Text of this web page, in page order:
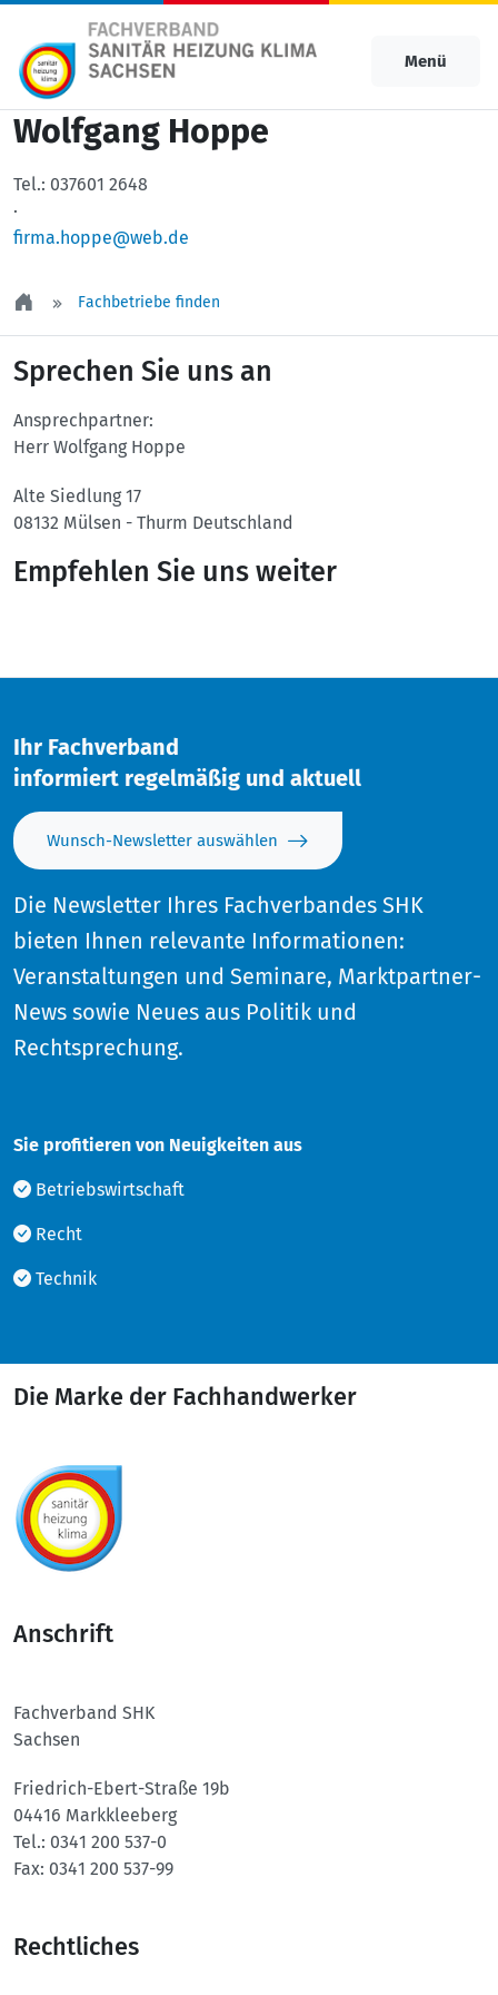
Menü
Wolfgang Hoppe
Tel.: 037601 2648
·
firma.hoppe@web.de
Fachbetriebe finden
Sprechen Sie uns an
Ansprechpartner:
Herr Wolfgang Hoppe
Alte Siedlung 17
08132 Mülsen - Thurm Deutschland
Empfehlen Sie uns weiter
Ihr Fachverband
informiert regelmäßig und aktuell
Wunsch-Newsletter auswählen
Die Newsletter Ihres Fachverbandes SHK
bieten Ihnen relevante Informationen:
Veranstaltungen und Seminare, Marktpartner-
News sowie Neues aus Politik und
Rechtsprechung.
Sie profitieren von Neuigkeiten aus
Betriebswirtschaft
Recht
Technik
Die Marke der Fachhandwerker
Anschrift
Fachverband SHK
Sachsen
Friedrich-Ebert-Straße 19b
04416 Markkleeberg
Tel.: 0341 200 537-0
Fax: 0341 200 537-99
Rechtliches